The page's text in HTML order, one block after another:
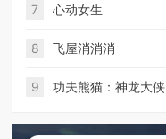
7 心动女生
8 飞屋消消消
9 功夫熊猫：神龙大侠